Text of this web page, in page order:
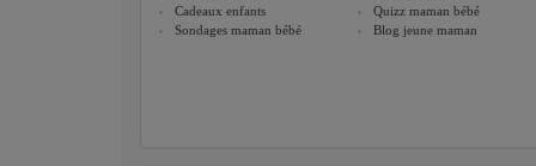
Cadeaux enfants
Quizz maman bébé
Sondages maman bébé
Blog jeune maman